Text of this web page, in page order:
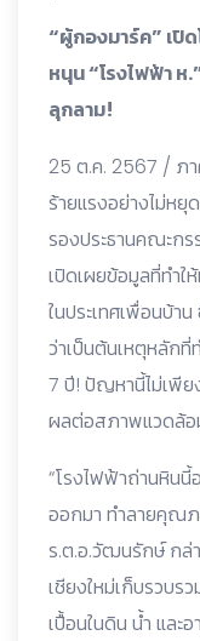
“ผู้กองมาร์ค” เปิ
หนุน “โรงไฟฟ้า
ลุกลาม!
25 ต.ค. 2567 / ภ
ร้ายแรงอย่างไม่ห
รองประธานคณะกร
เปิดเผยข้อมูลที่ทำใ
ในประเทศเพื่อนบ้า
ว่าเป็นต้นเหตุหลักที่
7 ปี! ปัญหานี้ไม่เพี
ผลต่อสภาพแวดล้อ
“โรงไฟฟ้าถ่านหิน
ออกมา ทำลายคุณภ
ร.ต.อ.วัฒนรักษ์ กล่
เชียงใหม่เก็บรวบ
เปื้อนในดิน น้ำ และ